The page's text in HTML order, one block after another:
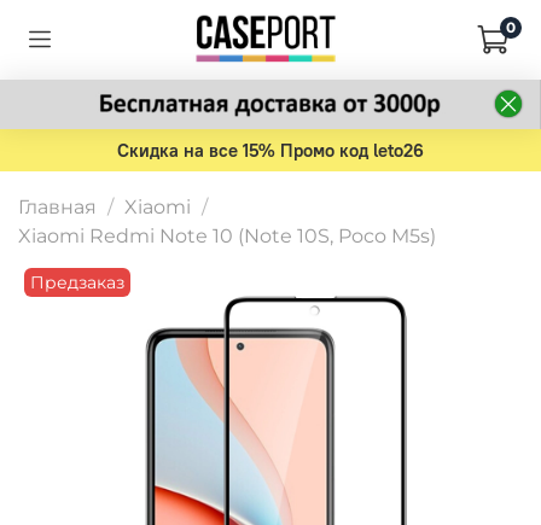
0
Скидка на все 15% Промо код leto26
Главная
Xiaomi
Xiaomi Redmi Note 10 (Note 10S, Poco M5s)
Предзаказ